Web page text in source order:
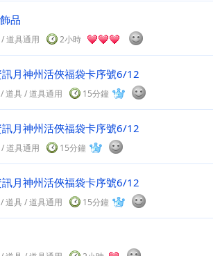
品
/ 道具通用 2小時
神州活俠福袋卡序號6/12
/道具 / 道具通用 15分鐘
神州活俠福袋卡序號6/12
/ 道具通用 15分鐘
神州活俠福袋卡序號6/12
/道具 / 道具通用 15分鐘